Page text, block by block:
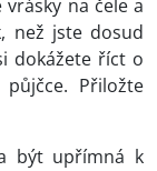
na čele a
než jste dosud
dokážete říct o
Přiložte
být upřímná k